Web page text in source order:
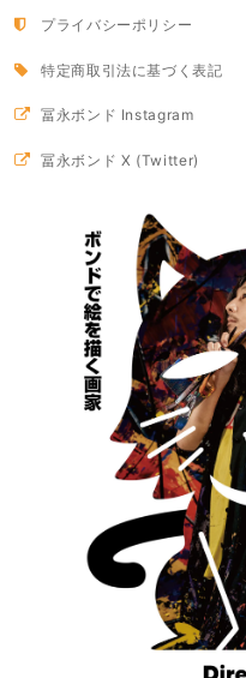
プライバシーポリシー
特定商取引法に基づく表記
冨永ボンド Instagram
冨永ボンド X (Twitter)